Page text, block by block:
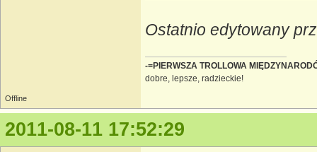
Ostatnio edytowany
-=PIERWSZA TROLLOWA
dobre, lepsze, radzieckie!
Offline
2011-08-11 17:52:29